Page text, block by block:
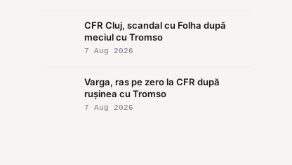
CFR Cluj, scandal cu Folha după
meciul cu Tromso
7 Aug 2026
Varga, ras pe zero la CFR după
rușinea cu Tromso
7 Aug 2026